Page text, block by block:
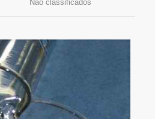
Não classificados